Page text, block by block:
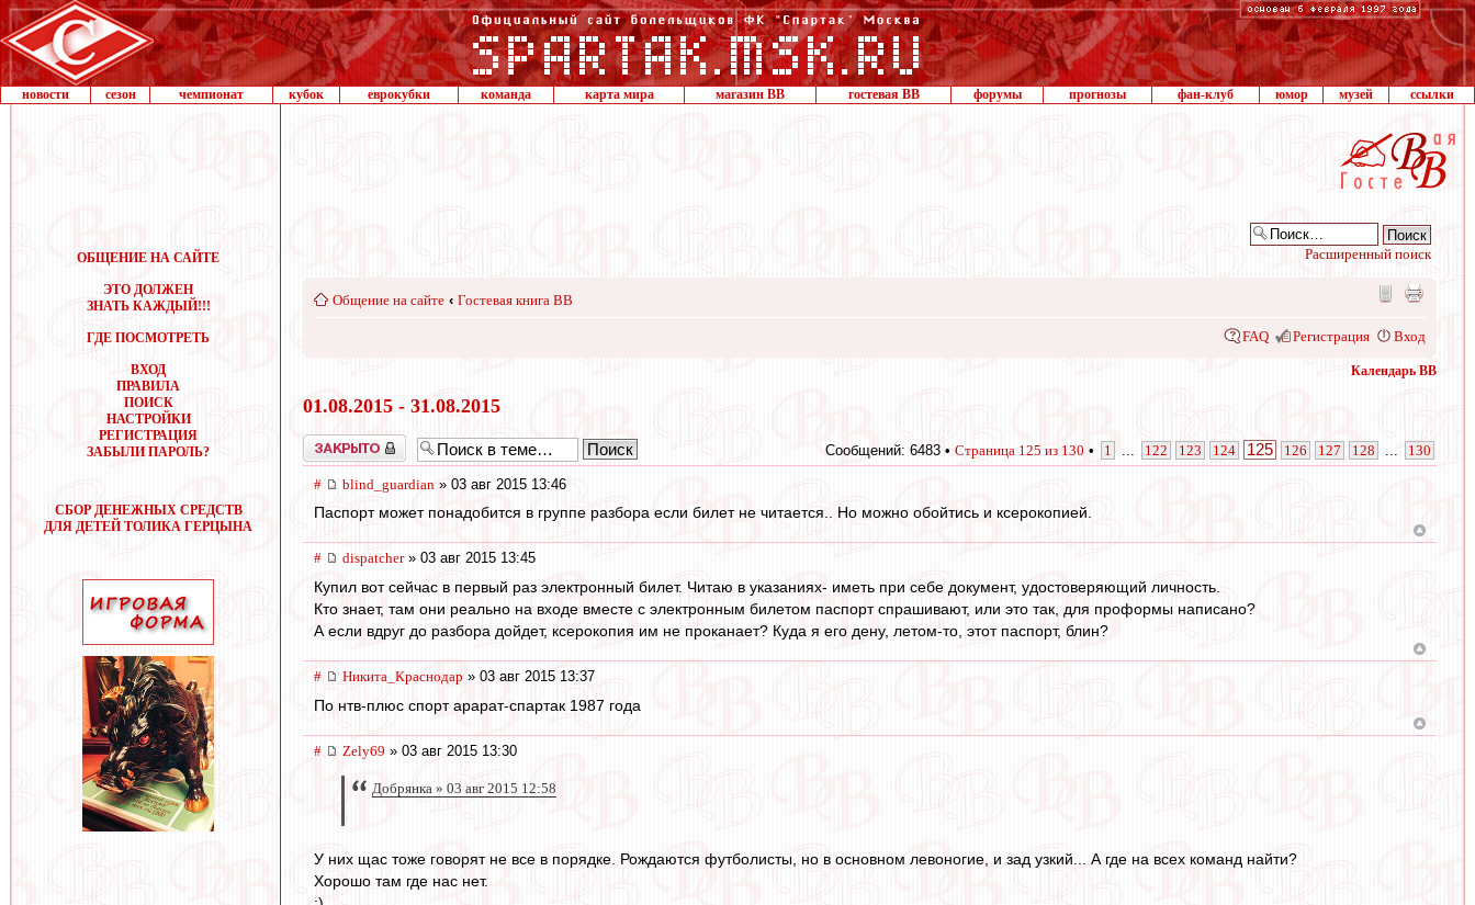
новости сезон чемпионат кубок еврокубки команда карта мира магазин ВВ гостевая ВВ форумы прогнозы фан-клуб юмор музей ссылки
ОБЩЕНИЕ НА САЙТЕ
ЭТО ДОЛЖЕН
ЗНАТЬ КАЖДЫЙ!!!
ГДЕ ПОСМОТРЕТЬ
ВХОД
ПРАВИЛА
ПОИСК
НАСТРОЙКИ
РЕГИСТРАЦИЯ
ЗАБЫЛИ ПАРОЛЬ?
СБОР ДЕНЕЖНЫХ СРЕДСТВ
ДЛЯ ДЕТЕЙ ТОЛИКА ГЕРЦЫНА
Расширенный поиск
Общение на сайте ‹ Гостевая книга ВВ
FAQ Регистрация Вход
Календарь ВВ
01.08.2015 - 31.08.2015
Закрыто Сообщений: 6483 • Страница 125 из 130 • 1 122 123 124 125 126 127 128 130
# blind_guardian » 03 авг 2015 13:46
Паспорт может понадобится в группе разбора если билет не читается.. Но можно обойтись и ксерокопией.
# dispatcher» 03 авг 2015 13:45
Купил вот сейчас в первый раз электронный билет. Читаю в указаниях- иметь при себе документ, удостоверяющий личность.
Кто знает, там они реально на входе вместе с электронным билетом паспорт спрашивают, или это так, для проформы написано?
А если вдруг до разбора дойдет, ксерокопия им не проканает? Куда я его дену, летом-то, этот паспорт, блин?
# Никита_Краснодар » 03 авг 2015 13:37
По нтв-плюс спорт арарат-спартак 1987 года
# Zely69 » 03 авг 2015 13:30
Добрянка » 03 авг 2015 12:58
У них щас тоже говорят не все в порядке. Рождаются футболисты, но в основном левоногие, и зад узкий... А где на всех команд найти?
Хорошо там где нас нет.